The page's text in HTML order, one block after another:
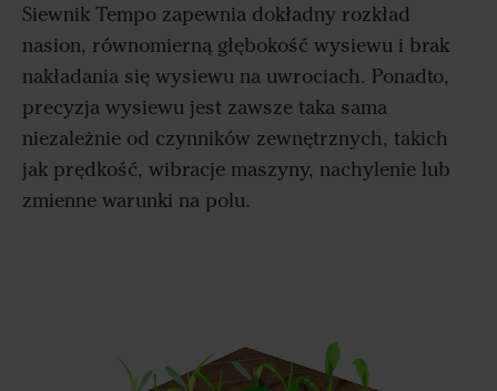
Siewnik Tempo zapewnia dokładny rozkład
nasion, równomierną głębokość wysiewu i brak
nakładania się wysiewu na uwrociach. Ponadto,
precyzja wysiewu jest zawsze taka sama
niezależnie od czynników zewnętrznych, takich
jak prędkość, wibracje maszyny, nachylenie lub
zmienne warunki na polu.